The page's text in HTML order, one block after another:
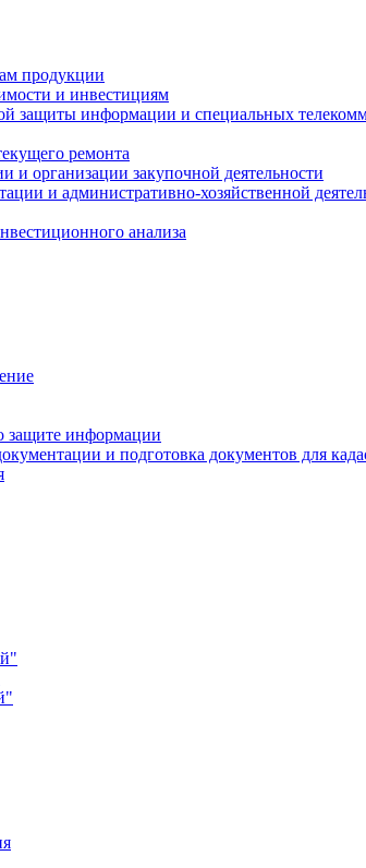
продукции
и инвестициям
защиты информации и специальных
ремонта
и организации закупочной деятельности
и административно-хозяйственной
анализа
защите информации
и подготовка документов для